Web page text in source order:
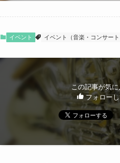
イベント イベント（音楽・コンサート
この記事が気
フォローし